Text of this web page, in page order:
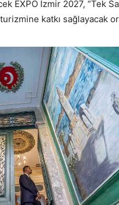
EXPO İzmir 2027, “Tek
katkı sağlayacak